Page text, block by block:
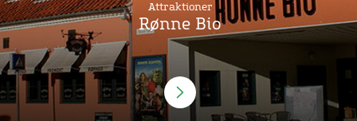
Attraktioner
Rønne Bio